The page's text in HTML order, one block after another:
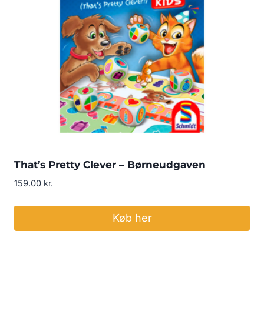
That’s Pretty Clever – Børneudgaven
159.00 kr.
Køb her